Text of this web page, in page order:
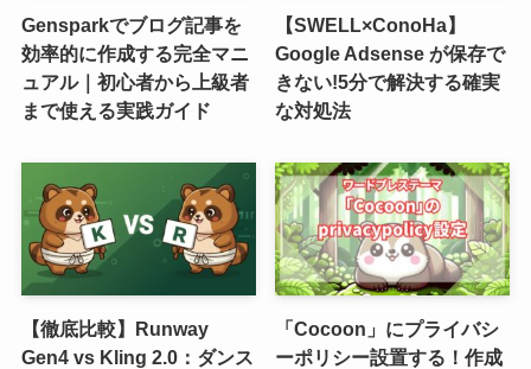
Gensparkでブログ記事を
効率的に作成する完全マニ
ュアル｜初心者から上級者
まで使える実践ガイド
【SWELL×ConoHa】
Google Adsense が保存で
きない!5分で解決する確実
な対処法
【徹底比較】Runway
Gen4 vs Kling 2.0：ダンス
「Cocoon」にプライバシ
ーポリシー設置する！作成